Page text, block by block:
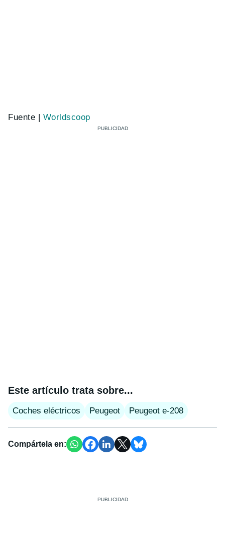
Fuente | Worldscoop
Este artículo trata sobre...
Coches eléctricos Peugeot Peugeot e-208
Compártela en: